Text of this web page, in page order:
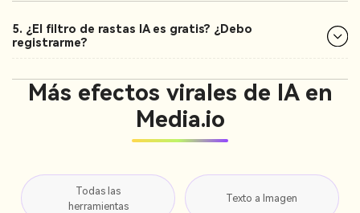
5. ¿El filtro de rastas IA es gratis? ¿Debo
registrarme?
Más efectos virales de IA en
Media.io
Todas las
herramientas
Texto a Imagen